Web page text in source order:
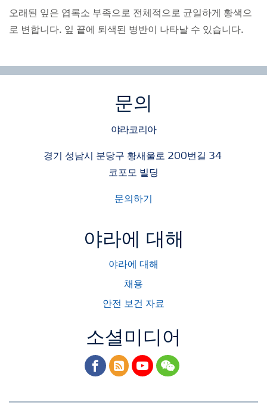
오래된 잎은 엽록소 부족으로 전체적으로 균일하게 황색으
로 변합니다. 잎 끝에 퇴색된 병반이 나타날 수 있습니다.
문의
야라코리아
경기 성남시 분당구 황새울로 200번길 34
코포모 빌딩
문의하기
야라에 대해
야라에 대해
채용
안전 보건 자료
소셜미디어
facebook
rss youtubewechat